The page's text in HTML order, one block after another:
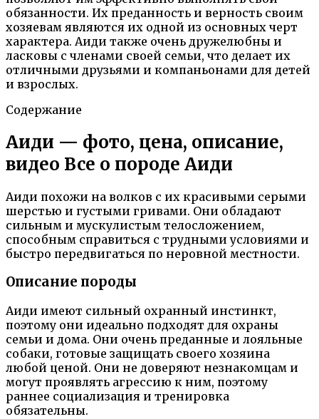
обязанности. Их преданность и верность своим
хозяевам являются их одной из основных черт
характера. Аиди также очень дружелюбны и
ласковы с членами своей семьи, что делает их
отличными друзьями и компаньонами для детей
и взрослых.
Содержание
Аиди — фото, цена, описание,
видео Все о породе Аиди
Аиди похожи на волков с их красивыми серыми
шерстью и густыми гривами. Они обладают
сильным и мускулистым телосложением,
способным справиться с трудными условиями и
быстро передвигаться по неровной местности.
Описание породы
Аиди имеют сильный охранный инстинкт,
поэтому они идеально подходят для охраны
семьи и дома. Они очень преданные и лояльные
собаки, готовые защищать своего хозяина
любой ценой. Они не доверяют незнакомцам и
могут проявлять агрессию к ним, поэтому
раннее социализация и тренировка
обязательны.